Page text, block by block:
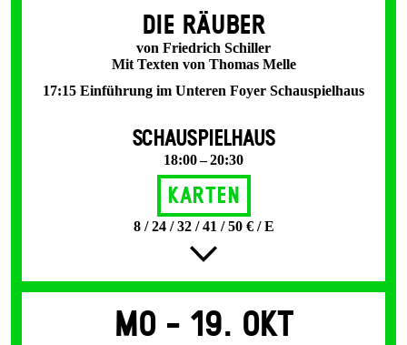
DIE RÄUBER
von Friedrich Schiller
Mit Texten von Thomas Melle
17:15 Einführung im Unteren Foyer Schauspielhaus
SCHAUSPIELHAUS
18:00 – 20:30
Karten
8 / 24 / 32 / 41 / 50 € / E
Mo - 19. Okt